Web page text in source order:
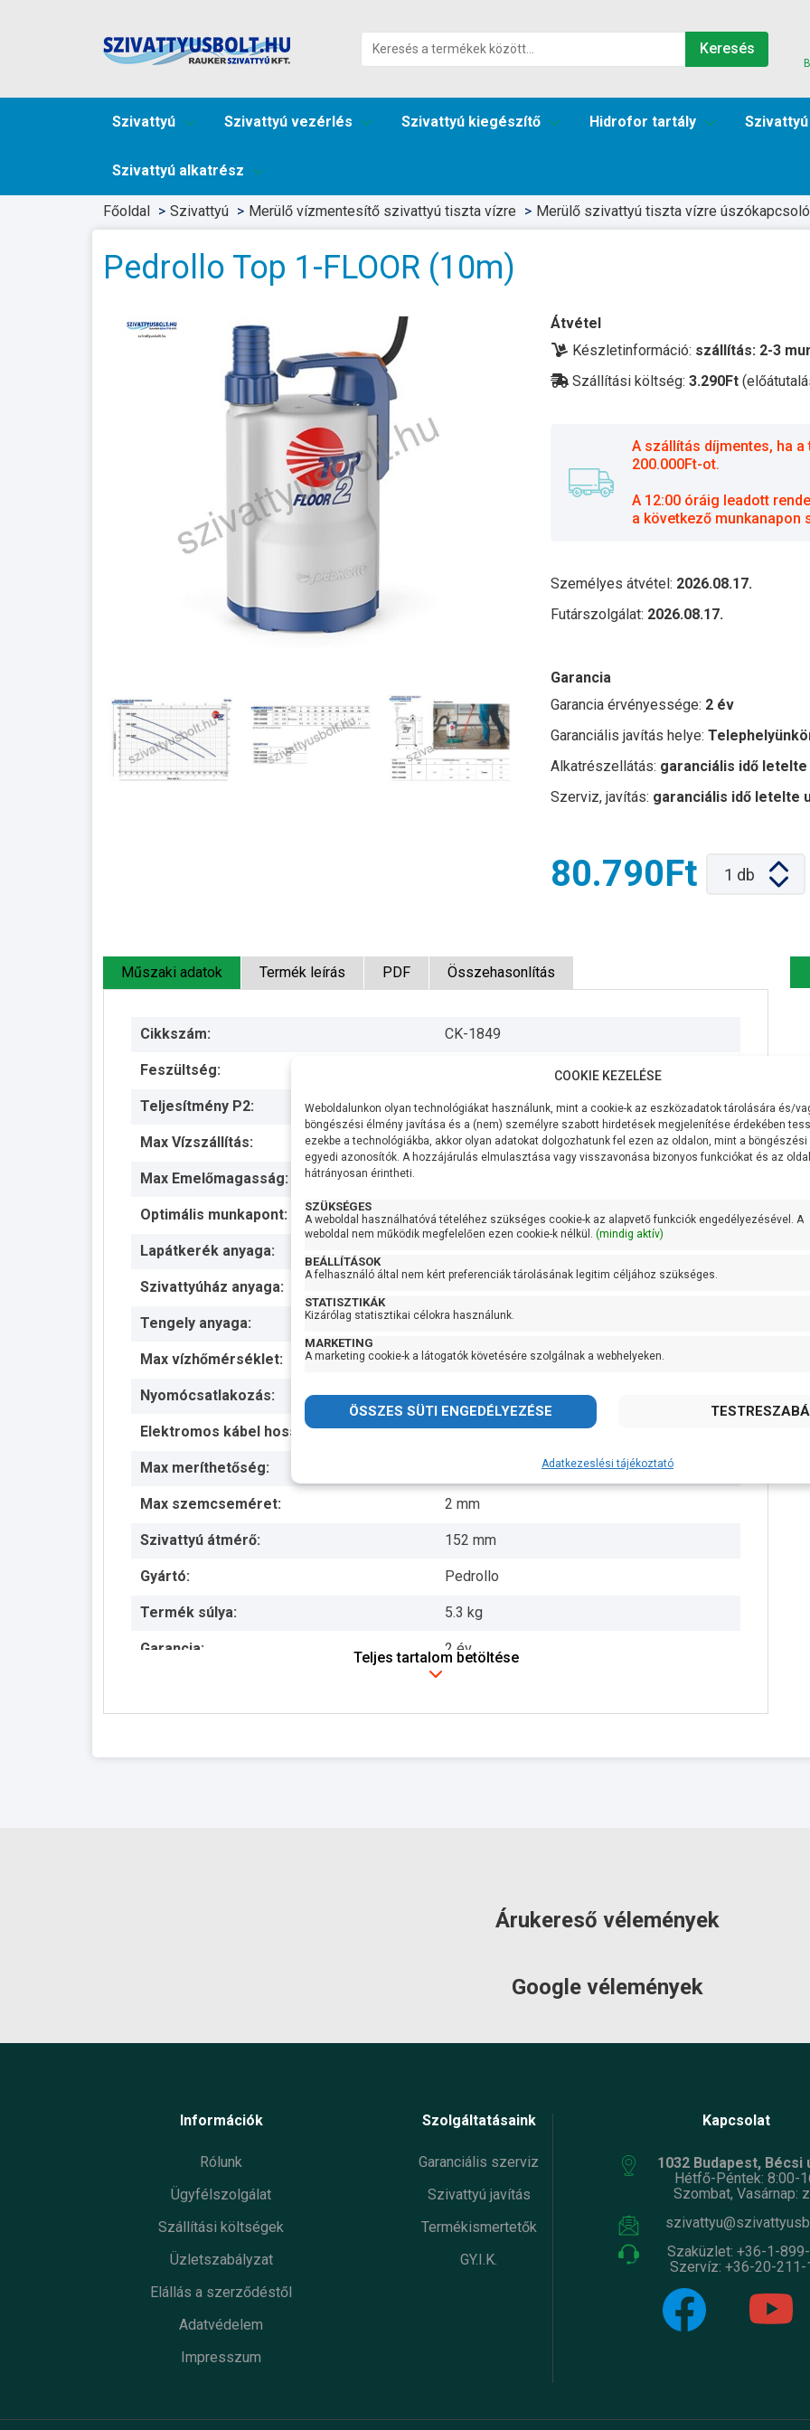
Keresés
Szivattyú Szivattyú vezérlés Szivattyú kiegészítő Hidrofor tartály
Szivattyú alkatrész
Főoldal Szivattyú Merülő vízmentesítő szivattyú tiszta vízre Merülő szivattyú tiszta vízre
Pedrollo Top 1-FLOOR (10m)
Átvétel
Készletinformáció: szállítás: 2-3
Szállítási költség: 3.290Ft
A szállítás díjmentes, ha
200.000Ft-ot.
A 12:00 óráig leadott
a következő munkanapon
Személyes átvétel: 2026.08.17.
Futárszolgálat: 2026.08.17.
Garancia
Garancia érvényessége: 2 év
Garanciális javítás helye:
Alkatrészellátás: garanciális idő letelte
Szerviz, javítás: garanciális idő letelte
80.790Ft 1 db
Műszaki adatok Termék leírás PDF Összehasonlítás
Cikkszám: CK-1849
Feszültség:
Teljesítmény P2: 250W
Max Vízszállítás: 120 liter/perc
Max Emelőmagasság:
Optimális munkapont: 3,1 méteren 100 liter/perc
Lapátkerék anyaga:
Szivattyúház anyaga: Technopolimer
Tengely anyaga: AISI 431 rozsdamentes acél
Max vízhőmérséklet: + 40 fok
Nyomócsatlakozás: 5/4 coll
Elektromos kábel hossza: 10 méter
Max meríthetőség:
Max szemcseméret: 2 mm
Szivattyú átmérő: 152 mm
Gyártó: Pedrollo
Termék súlya: 5.3 kg
Garancia: 2 év
Teljes tartalom betöltése
Árukereső vélemények
Google vélemények
Információk
Rólunk
Ügyfélszolgálat
Szállítási költségek
Üzletszabályzat
Elállás a szerződéstől
Adatvédelem
Impresszum
Szolgáltatásaink
Garanciális szerviz
Szivattyú javítás
Termékismertetők
GY.I.K.
Kapcsolat
1032 Budapest, Bécsi
Hétfő-Péntek: 8:00-
Szombat, Vasárnap:
Szaküzlet: +36-1-
Szervíz: +36-20-211-
COOKIE KEZELÉSE
Weboldalunkon olyan technológiákat használunk, mint a cookie-k az eszközadatok tárolására és/
böngészési élmény javítása és a (nem) személyre szabott hirdetések megjelenítése érdekében
ezekbe a technológiákba, akkor olyan adatokat dolgozhatunk fel ezen az oldalon, mint a
egyedi azonosítók. A hozzájárulás elmulasztása vagy visszavonása bizonyos funkciókat és az
hátrányosan érintheti.
SZÜKSÉGES
A weboldal használhatóvá tételéhez szükséges cookie-k az alapvető funkciók engedélyezésével. A
weboldal nem működik megfelelően ezen cookie-k nélkül. (mindig aktív)
BEÁLLÍTÁSOK
A felhasználó által nem kért preferenciák tárolásának legitim céljához szükséges.
STATISZTIKÁK
Kizárólag statisztikai célokra használunk.
MARKETING
A marketing cookie-k a látogatók követésére szolgálnak a webhelyeken.
Adatkezeslési tájékoztató